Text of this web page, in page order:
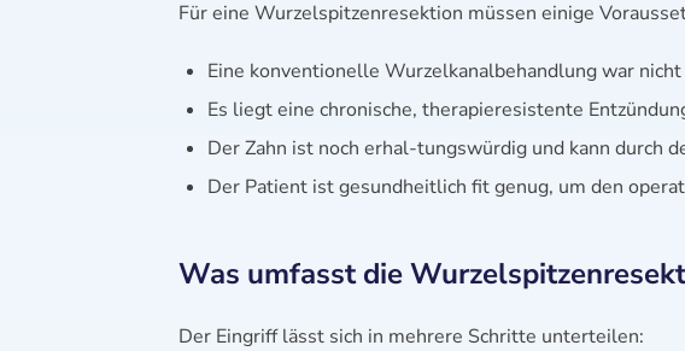
Für eine Wurzelspitzenresektion müssen einige
Eine konventionelle Wurzelkanalbehandlung war
Es liegt eine chronische, therapieresistente
Der Zahn ist noch erhal-tungswürdig und kann durch
Der Patient ist gesundheitlich fit genug, um den
Was umfasst die
Der Eingriff lässt sich in mehrere Schritte unterteilen: